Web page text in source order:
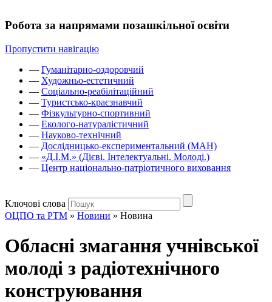
Робота за напрямами позашкільної освіти
Пропустити навігацію
— Гуманітарно-оздоровчий
— Художньо-естетичний
— Соціально-реабілітаційний
— Туристсько-краєзнавчий
— Фізкультурно-спортивний
— Еколого-натуралістичний
— Науково-технічний
— Дослідницько-експериментальний (МАН)
— «Д.І.М.» (Дієві. Інтелектуальні. Молоді.)
— Центр національно-патріотичного виховання
Ключові слова
ОЦПО та РТМ » Новини » Новина
Обласні змагання учнівської
молоді з радіотехнічного
конструювання